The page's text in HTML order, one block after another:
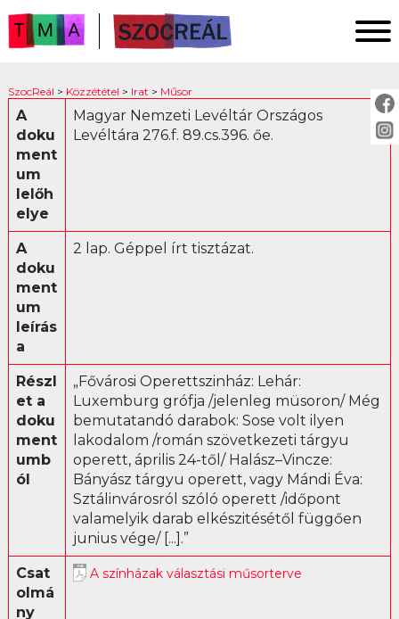
FŐOLDAL
KUTATÁS
KÖZZÉTÉTEL
KÖZVETÍTÉS
KÖZZÉTÉTEL:
Fotó
Irat
Ankét
Levél
Műsor
Librettó
SzocReál > Közzététel > Irat > Műsor
A
doku
ment
um
lelőh
elye
Magyar Nemzeti Levéltár Országos
Levéltára 276.f. 89.cs.396. őe.
A
doku
ment
um
leírás
a
2 lap. Géppel írt tisztázat.
Részl
et a
doku
ment
umb
ól
„Fővárosi Operettszinház: Lehár:
Luxemburg grófja /jelenleg müsoron/ Még
bemutatandó darabok: Sose volt ilyen
lakodalom /román szövetkezeti tárgyu
operett, április 24-től/ Halász–Vincze:
Bányász tárgyu operett, vagy Mándi Éva:
Sztálinvárosról szóló operett /időpont
valamelyik darab elkészitésétől függően
junius vége/ [...].”
Csat
olmá
ny
A színházak választási műsorterve